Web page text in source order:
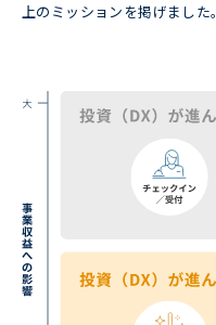
上のミッションを掲げました。